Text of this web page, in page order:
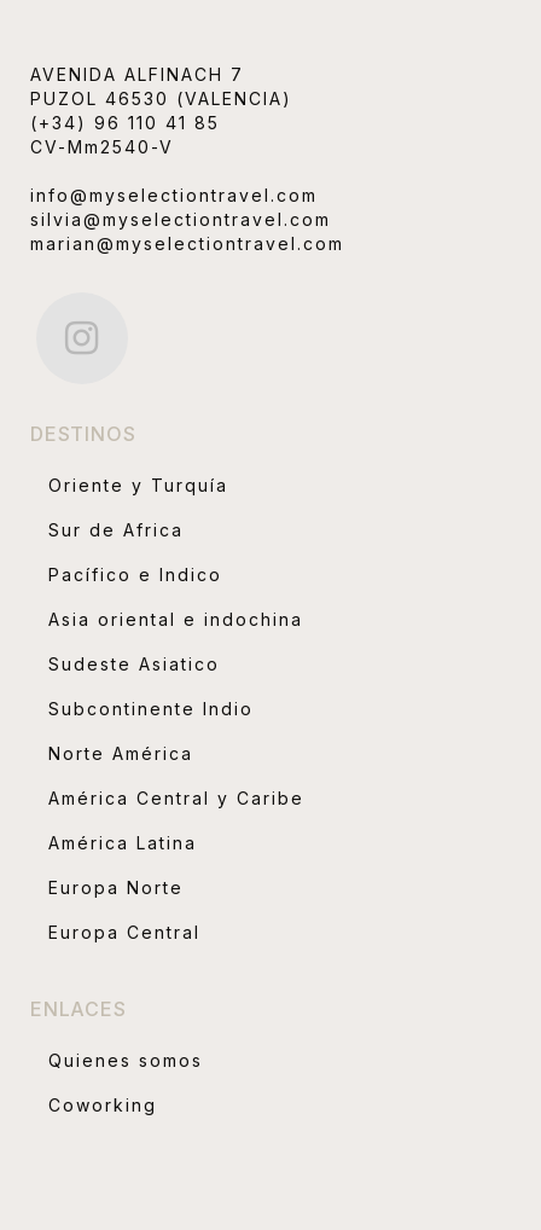
AVENIDA ALFINACH 7
PUZOL 46530 (VALENCIA)
(+34) 96 110 41 85
CV-Mm2540-V
info@myselectiontravel.com
silvia@myselectiontravel.com
marian@myselectiontravel.com
DESTINOS
Oriente y Turquía
Sur de Africa
Pacífico e Indico
Asia oriental e indochina
Sudeste Asiatico
Subcontinente Indio
Norte América
América Central y Caribe
América Latina
Europa Norte
Europa Central
ENLACES
Quienes somos
Coworking